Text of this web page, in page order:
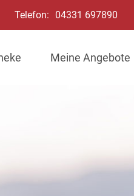
Telefon: 04331 697890
Meine Angebote